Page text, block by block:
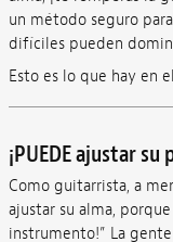
un método seguro
difíciles pueden
Esto es lo que hay en
¡PUEDE ajustar
Como guitarrista, a
ajustar su alma,
instrumento!” La